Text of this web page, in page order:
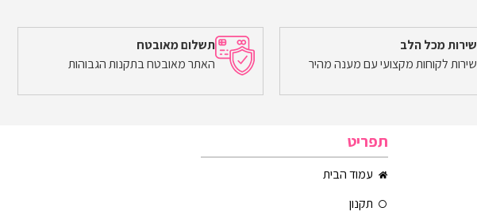
שירות מכל הלב
שירות לקוחות מקצועי עם מענה מהיר
תשלום מאובטח
האתר מאובטח בתקנות הגבוהות
תפריט
עמוד הבית
תקנון